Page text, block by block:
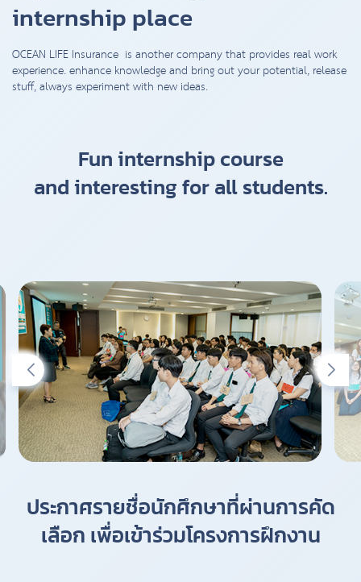
internship place
OCEAN LIFE Insurance is another company that provides real work
experience. enhance knowledge and bring out your potential, release
stuff, always experiment with new ideas.
Fun internship course
and interesting for all students.
ประกาศรายชื่อนักศึกษาที่ผ่านการคัด
เลือก เพื่อเข้าร่วมโครงการฝึกงาน